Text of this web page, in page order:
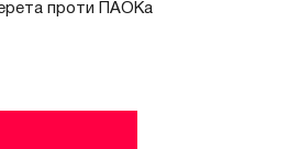
проти ПАОКа